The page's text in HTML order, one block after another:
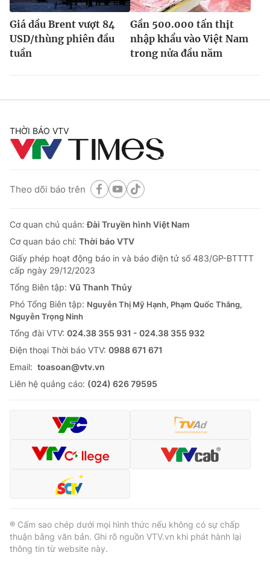
Giá dầu Brent vượt 84
USD/thùng phiên đầu
tuần
Gần 500.000 tấn thịt
nhập khẩu vào Việt Nam
trong nửa đầu năm
THỜI BÁO VTV
Theo dõi báo trên
Cơ quan chủ quản:Đài Truyền hình Việt Nam
Cơ quan báo chí: Thời báo VTV
Giấy phép hoạt động báo in và báo điện tử số 483/GP-BTTTT
cấp ngày 29/12/2023
Tổng Biên tập: Vũ Thanh Thủy
Phó Tổng Biên tập: Nguyễn Thị Mỹ Hạnh, Phạm Quốc Thắng,
Nguyễn Trọng Ninh
Tổng đài VTV: 024.38 355 931 - 024.38 355 932
Ðiện thoại Thời báo VTV: 0988 671 671
Email: toasoan@vtv.vn
Liên hệ quảng cáo: (024) 626 79595
® Cấm sao chép dưới mọi hình thức nếu không có sự chấp
thuận bằng văn bản. Ghi rõ nguồn VTV.vn khi phát hành lại
thông tin từ website này.